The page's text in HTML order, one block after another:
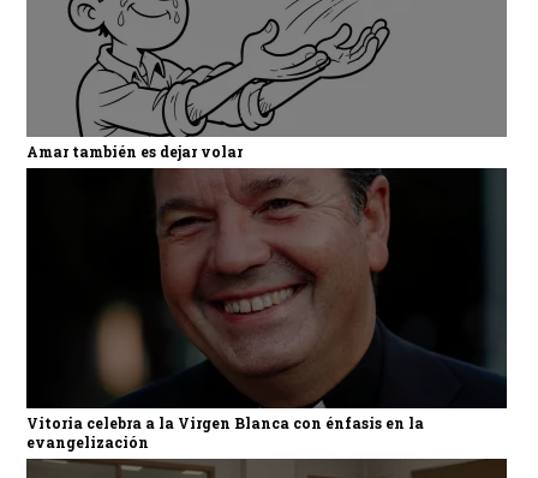
Amar también es dejar volar
Vitoria celebra a la Virgen Blanca con énfasis en la
evangelización